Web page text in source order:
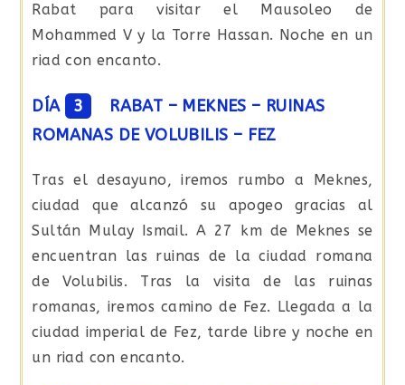
Rabat para visitar el Mausoleo de
Mohammed V y la Torre Hassan. Noche en un
riad con encanto.
DÍA 3
RABAT – MEKNES – RUINAS
ROMANAS DE VOLUBILIS – FEZ
Tras el desayuno, iremos rumbo a Meknes,
ciudad que alcanzó su apogeo gracias al
Sultán Mulay Ismail. A 27 km de Meknes se
encuentran las ruinas de la ciudad romana
de Volubilis. Tras la visita de las ruinas
romanas, iremos camino de Fez. Llegada a la
ciudad imperial de Fez, tarde libre y noche en
un riad con encanto.